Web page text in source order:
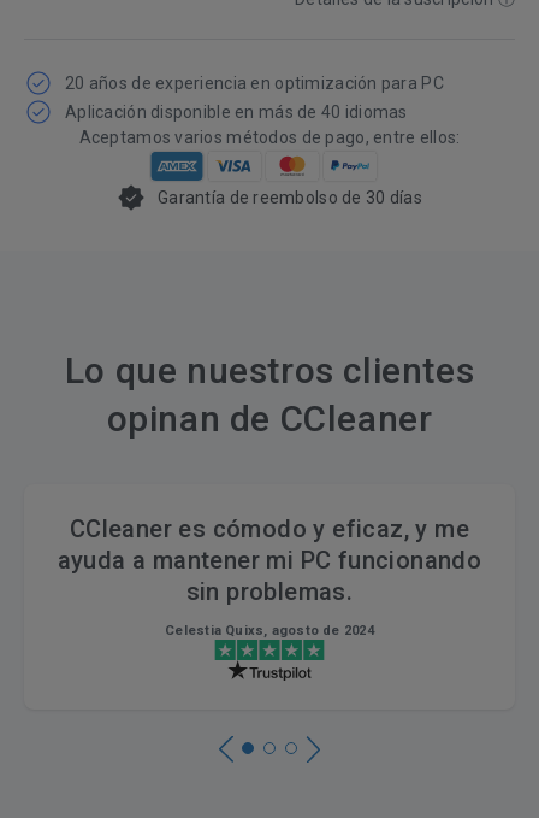
20 años de experiencia en optimización para PC
Aplicación disponible en más de 40 idiomas
Aceptamos varios métodos de pago, entre ellos:
Garantía de reembolso de 30 días
Lo que nuestros clientes
opinan de CCleaner
CCleaner es cómodo y eficaz, y me
ayuda a mantener mi PC funcionando
sin problemas.
Celestia Quixs, agosto de 2024